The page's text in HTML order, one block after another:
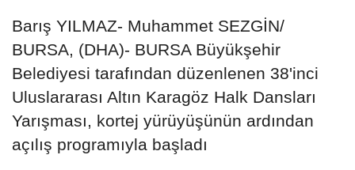
Barış YILMAZ- Muhammet SEZGİN/
BURSA, (DHA)- BURSA Büyükşehir
Belediyesi tarafından düzenlenen 38'inci
Uluslararası Altın Karagöz Halk Dansları
Yarışması, kortej yürüyüşünün ardından
açılış programıyla başladı